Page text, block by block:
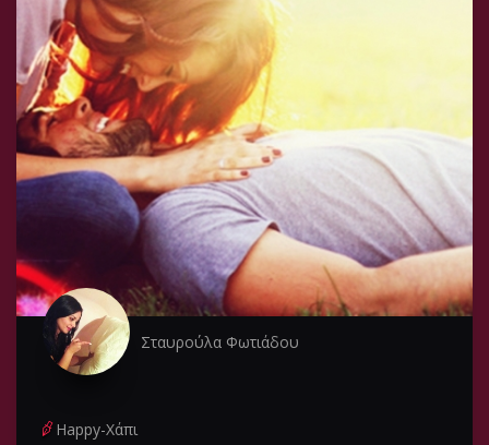
Σταυρούλα Φωτιάδου
Happy-Χάπι